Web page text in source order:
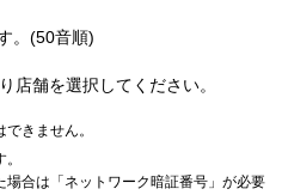
。(50音順)
店舗を選択してください。
きません。
場合は「ネットワーク暗証番号」が必要